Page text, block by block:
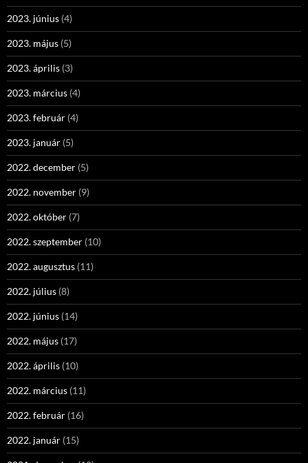
2023. június (4)
2023. május (5)
2023. április (3)
2023. március (4)
2023. február (4)
2023. január (5)
2022. december (5)
2022. november (9)
2022. október (7)
2022. szeptember (10)
2022. augusztus (11)
2022. július (8)
2022. június (14)
2022. május (17)
2022. április (10)
2022. március (11)
2022. február (16)
2022. január (15)